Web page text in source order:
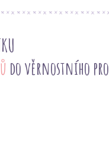
do věrnostního